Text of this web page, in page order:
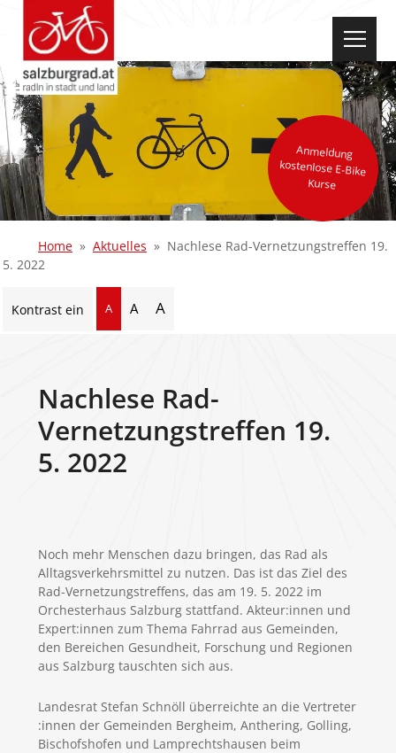
Anmeldung
kostenlose E-Bike
Kurse
Home Aktuelles
Nachlese Rad-Vernetzungstreffen 19.
5. 2022
Kontrast ein A A A
Nachlese Rad-
Vernetzungstreffen 19.
5. 2022
Noch mehr Menschen dazu bringen, das Rad als
Alltagsverkehrsmittel zu nutzen. Das ist das Ziel des
Rad-Vernetzungstreffens, das am 19. 5. 2022 im
Orchesterhaus Salzburg stattfand. Akteur:innen und
Expert:innen zum Thema Fahrrad aus Gemeinden,
den Bereichen Gesundheit, Forschung und Regionen
aus Salzburg tauschten sich aus.
Landesrat Stefan Schnöll überreichte an die Vertreter
:innen der Gemeinden Bergheim, Anthering, Golling,
Bischofshofen und Lamprechtshausen beim